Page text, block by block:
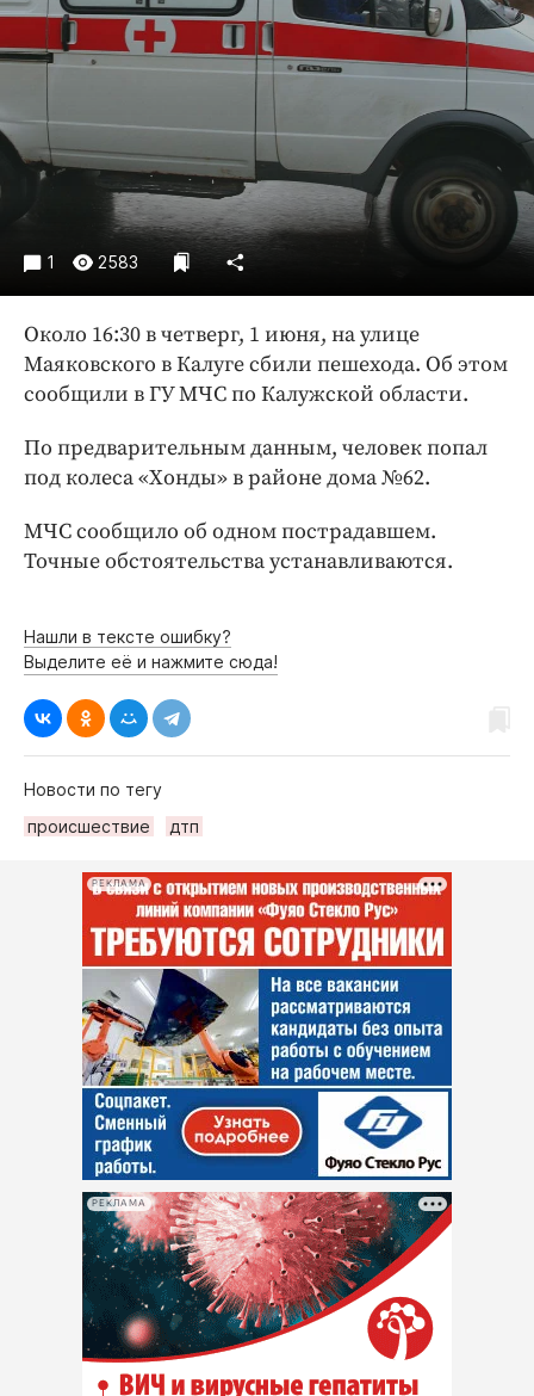
Праздники
Происшествия
Экономика и бизнес
ПРОЕКТЫ
Блоги
Издания
Медиаперсона
Интересное чтиво
Клиника года
Бренд года
Работодатель года
1 2583
Около 16:30 в четверг, 1 июня, на улице
Маяковского в Калуге сбили пешехода. Об этом
сообщили в ГУ МЧС по Калужской области.
По предварительным данным, человек попал
под колеса «Хонды» в районе дома №62.
МЧС сообщило об одном пострадавшем.
Точные обстоятельства устанавливаются.
Нашли в тексте ошибку?
Выделите её и нажмите сюда!
Новости по тегу
происшествие
дтп
РЕКЛАМА
РЕКЛАМА